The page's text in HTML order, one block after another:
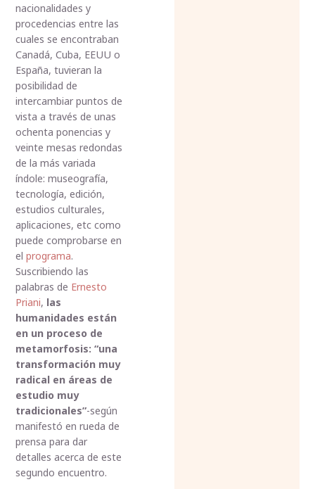
nacionalidades y
procedencias entre las
cuales se encontraban
Canadá, Cuba, EEUU o
España, tuvieran la
posibilidad de
intercambiar puntos de
vista a través de unas
ochenta ponencias y
veinte mesas redondas
de la más variada
índole: museografía,
tecnología, edición,
estudios culturales,
aplicaciones, etc como
puede comprobarse en
elprograma.
Suscribiendo las
palabras de Ernesto
Priani, las
humanidades están
en un proceso de
metamorfosis: “una
transformación muy
radical en áreas de
estudio muy
tradicionales”-según
manifestó en rueda de
prensa para dar
detalles acerca de este
segundo encuentro.